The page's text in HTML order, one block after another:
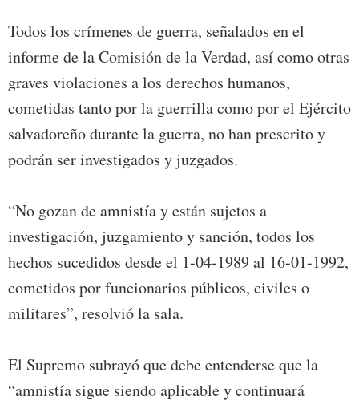
Todos los crímenes de guerra, señalados en el
informe de la Comisión de la Verdad, así como otras
graves violaciones a los derechos humanos,
cometidas tanto por la guerrilla como por el Ejército
salvadoreño durante la guerra, no han prescrito y
podrán ser investigados y juzgados.
“No gozan de amnistía y están sujetos a
investigación, juzgamiento y sanción, todos los
hechos sucedidos desde el 1-04-1989 al 16-01-1992,
cometidos por funcionarios públicos, civiles o
militares”, resolvió la sala.
El Supremo subrayó que debe entenderse que la
“amnistía sigue siendo aplicable y continuará